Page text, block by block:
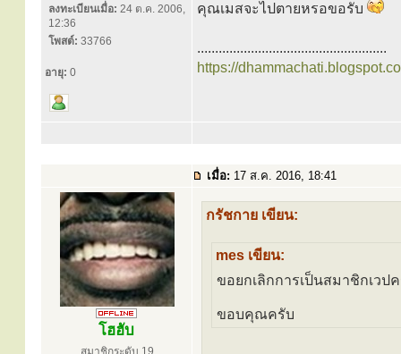
ลงทะเบียนเมื่อ: 24 ต.ค. 2006,
12:36
โพสต์: 33766
อายุ: 0
คุณเมสจะไปตายหรอขอรับ
.....................................................
https://
เมื่อ: 17 ส.ค. 2016, 18:41
โฮฮับ
สมาชิกระดับ 19
กรัชกาย เขียน:
mes เขียน:
ขอยกเลิกการเป็นสมาชิกเวป
ขอบคุณครับ